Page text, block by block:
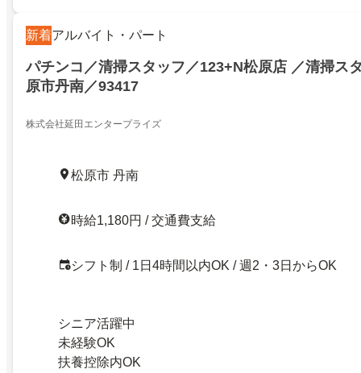
新着アルバイト・パート
パチンコ／清掃スタッフ／123+N松原店 ／清掃ス
原市丹南／93417
株式会社延田エンタープライズ
松原市 丹南
時給1,180円 / 交通費支給
シフト制 / 1日4時間以内OK / 週2・3日からOK
シニア活躍中
未経験OK
扶養控除内OK